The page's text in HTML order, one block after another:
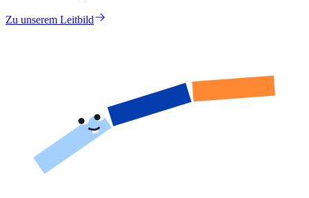
Zu unserem Leitbild